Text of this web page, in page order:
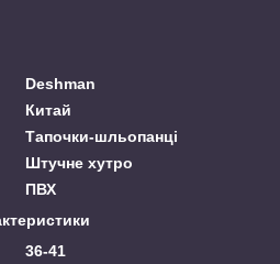
Deshman
Китай
Тапочки-шльопанці
Штучне хутро
ПВХ
36-41